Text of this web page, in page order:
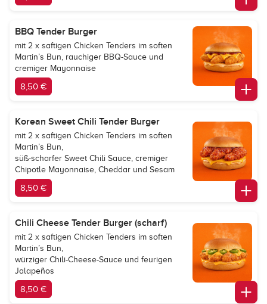
BBQ Tender Burger
mit 2 x saftigen Chicken Tenders im soften
Martin’s Bun, rauchiger BBQ-Sauce und
cremiger Mayonnaise
8,50 €
Korean Sweet Chili Tender Burger
mit 2 x saftigen Chicken Tenders im soften
Martin’s Bun,
süß-scharfer Sweet Chili Sauce, cremiger
Chipotle Mayonnaise, Cheddar und Sesam
8,50 €
Chili Cheese Tender Burger (scharf)
mit 2 x saftigen Chicken Tenders im soften
Martin’s Bun,
würziger Chili-Cheese-Sauce und feurigen
Jalapeños
8,50 €